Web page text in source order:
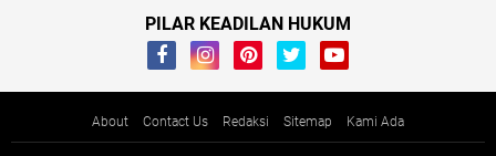
PILAR KEADILAN HUKUM
About Contact Us Redaksi Sitemap Kami Ada